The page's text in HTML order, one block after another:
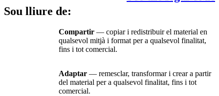
Sou lliure de:
Compartir — copiar i redistribuir el material en
qualsevol mitjà i format per a qualsevol finalitat,
fins i tot comercial.
Adaptar — remesclar, transformar i crear a partir
del material per a qualsevol finalitat, fins i tot
comercial.